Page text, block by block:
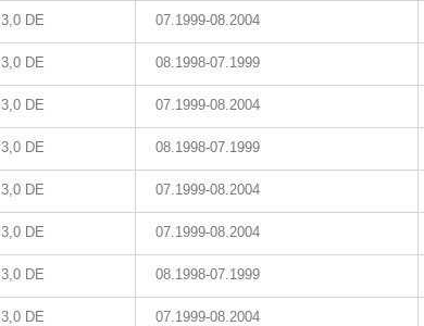
3,0 DE 07.1999-08.2004
3,0 DE 08.1998-07.1999
3,0 DE 07.1999-08.2004
3,0 DE 08.1998-07.1999
3,0 DE 07.1999-08.2004
3,0 DE 07.1999-08.2004
3,0 DE 08.1998-07.1999
3,0 DE 07.1999-08.2004